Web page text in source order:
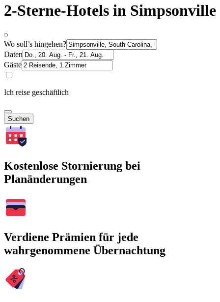
2-Sterne-Hotels in Simpsonville
Wo soll’s hingehen?
Daten
Gäste
Ich reise geschäftlich
Suchen
Kostenlose Stornierung bei
Planänderungen
Verdiene Prämien für jede
wahrgenommene Übernachtung